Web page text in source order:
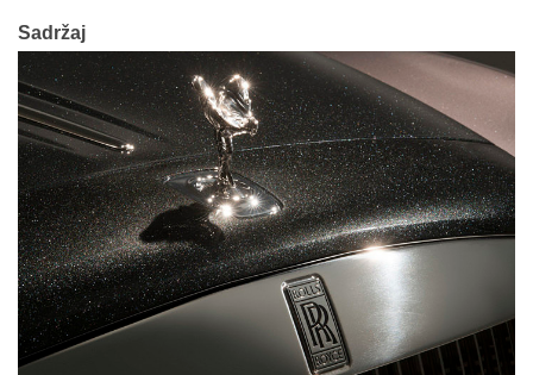
Sadržaj